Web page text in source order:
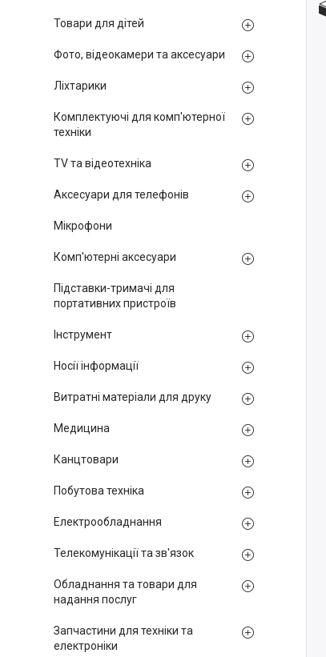
Товари для дітей
Фото, відеокамери та аксесуари
Ліхтарики
Комплектуючі для комп'ютерної
техніки
TV та відеотехніка
Аксесуари для телефонів
Мікрофони
Комп'ютерні аксесуари
Підставки-тримачі для
портативних пристроїв
Інструмент
Носії інформації
Витратні матеріали для друку
Медицина
Канцтовари
Побутова техніка
Електрообладнання
Телекомунікації та зв'язок
Обладнання та товари для
надання послуг
Запчастини для техніки та
електроніки